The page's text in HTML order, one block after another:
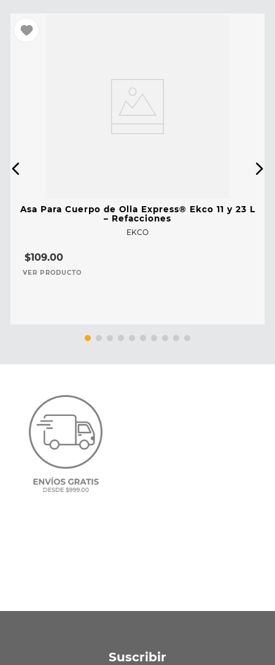
Asa Para Cuerpo de Olla Express® Ekco 11 y 23 L
– Refacciones
EKCO
$109.00
VER PRODUCTO
Suscribir